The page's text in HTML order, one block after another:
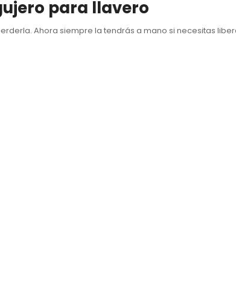
para llavero
Ahora siempre la tendrás a mano si necesitas